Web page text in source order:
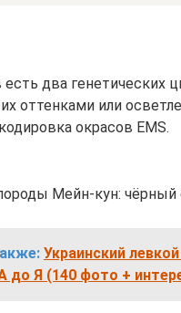
два генетических
оттенками или
окрасов EMS.
Мейн-кун: чёрный
Украинский
до Я (140 фото +